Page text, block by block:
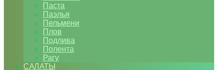
Паста
Паэлья
Пельмени
Плов
Подлива
Полента
Рагу
САЛАТЫ